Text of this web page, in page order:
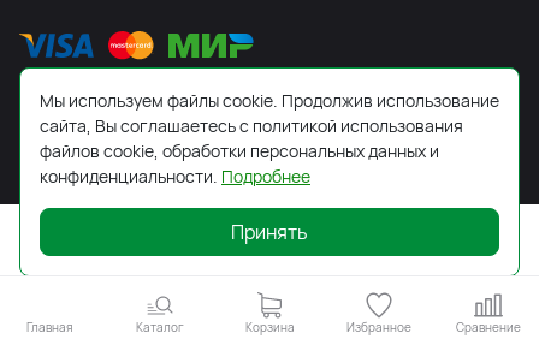
2026 © Все права защищены. Работает наReadyScript
Главная Каталог Корзина Избранное Сравнение
Мы используем файлы cookie. Продолжив использование
сайта, Вы соглашаетесь с политикой использования
файлов cookie, обработки персональных данных и
конфиденциальности. Подробнее
Принять